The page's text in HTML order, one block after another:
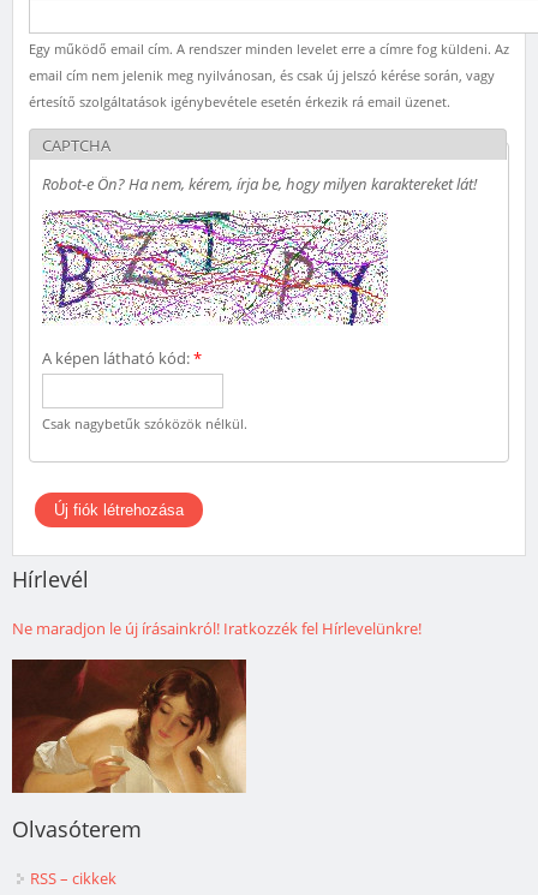
Egy működő email cím. A rendszer minden levelet erre a címre fog küldeni. Az
email cím nem jelenik meg nyilvánosan, és csak új jelszó kérése során, vagy
értesítő szolgáltatások igénybevétele esetén érkezik rá email üzenet.
CAPTCHA
Robot-e Ön? Ha nem, kérem, írja be, hogy milyen karaktereket lát!
A képen látható kód:*
Csak nagybetűk szóközök nélkül.
Hírlevél
Ne maradjon le új írásainkról! Iratkozzék fel Hírlevelünkre!
Olvasóterem
RSS – cikkek